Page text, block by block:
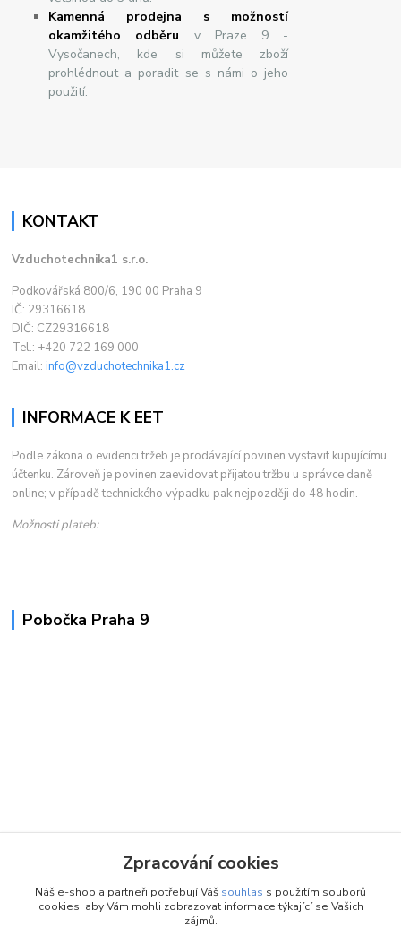
Kamenná prodejna s možností
okamžitého odběru v Praze 9 -
Vysočanech, kde si můžete zboží
prohlédnout a poradit se s námi o jeho
použití.
KONTAKT
Vzduchotechnika1 s.r.o.
Podkovářská 800/6, 190 00 Praha 9
IČ: 29316618
DIČ: CZ29316618
Tel.: +420 722 169 000
Email:info@vzduchotechnika1.cz
INFORMACE K EET
Podle zákona o evidenci tržeb je prodávající povinen vystavit kupujícímu
účtenku. Zároveň je povinen zaevidovat přijatou tržbu u správce daně
online; v případě technického výpadku pak nejpozději do 48 hodin.
Možnosti plateb:
Pobočka Praha 9
Zpracování cookies
Náš e-shop a partneři potřebují Váš souhlas s použitím souborů
cookies, aby Vám mohli zobrazovat informace týkající se Vašich
zájmů.